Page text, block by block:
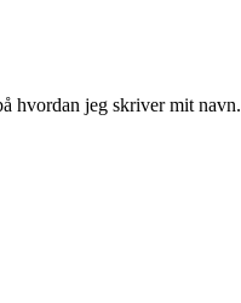
hvordan jeg skriver mit navn.